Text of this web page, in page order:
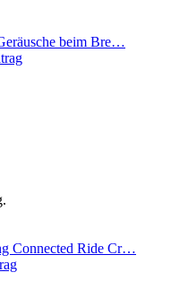
beim Bre…
Connected Ride Cr…